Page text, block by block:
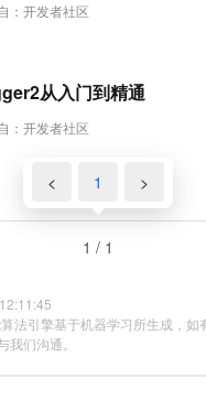
：开发者社区
：开发者社区
从入门到精通
< 1 >
1 / 1
法引擎基于机器学习所生成，如
们沟通。